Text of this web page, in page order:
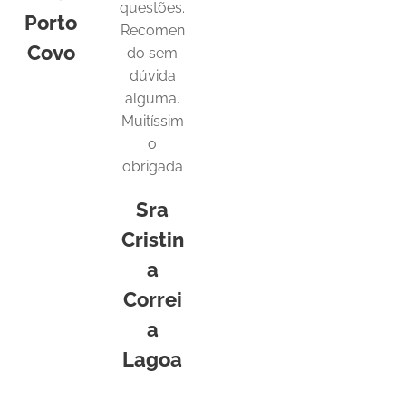
Porto
Covo
questões.
Recomen
do sem
dúvida
alguma.
Muitíssim
o
obrigada
Sra
Cristin
a
Correi
a
Lagoa